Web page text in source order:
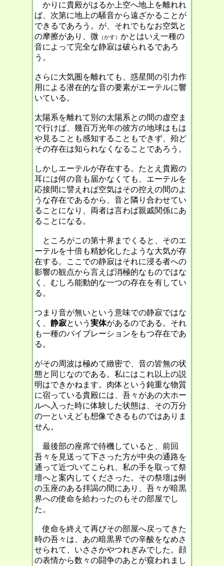
かりに貴殿がはるか上空へ地上を離れれ
ば、次第に地上の騒音から遠ざかることが
できるであろう。が、それでもなお空気と
の摩擦があり、微 （かす） かとはいえ一種の
音によって完全な静寂は破られるであろ
う。
さらに大気圏を離れても、惑星間の引力作
用による潜在的な音の要素がエーテルに響
いている。
太陽系を離れて別の太陽系との間の虚空ま
で行けば、幾百万光年の彼方の地球はもは
や見ることも感知することもできず、殆ど
その存在は知られなくなることであろう。
しかしエーテルが存在する。たとえ貴殿の
耳には何の音も届かなくても、エーテルを
応接間に譬えれば空気はその控えの間のよ
うな存在であるから、音と隣り合わせてい
ることになり、両者は言わば親戚関係にあ
ることになる。
ところがこの第十界までくると、そのエ
ーテルを十倍も精妙化したような大気が存
在する。ここでの静寂はそれに浸る者への
影響の観点から言えば消極的なものではな
く、むしろ能動的な一つの存在を有してい
る。
つまり音が無いという意味での静寂ではな
く、 静寂という 実体があるのである。それ
も一種のバイブレーションをもつ存在であ
る。
がその周波は極めて緻密で、音の皆無の状
態と同じなのである。私にはこれ以上の説
明はできかねます。肉体という鈍重な物質
に宿っている貴殿には、吾々があの大ホー
ルへ入った時に体験した状態は、その万分
の一といえども想像できるものではありま
せん。
最後部の座席で待機していると、前回
吾々を見送って下さった方が中央の通路を
通って近づいてこられ、私の手を取って祭
壇へと案内してくださった。その祭壇は例
の玉座のある拝謁の間にあり、吾々が暗黒
界への使命を給わったのもその部屋でし
た。
使命を終えて再びその部屋へ戻ってきた
時の吾々は、あの暗黒界での辛酸をなめさ
せられて、いささかやつれぎみでした。顔
の表情から数々の闘争のあとが窺われまし